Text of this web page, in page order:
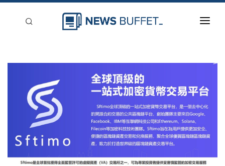
登入
刊登